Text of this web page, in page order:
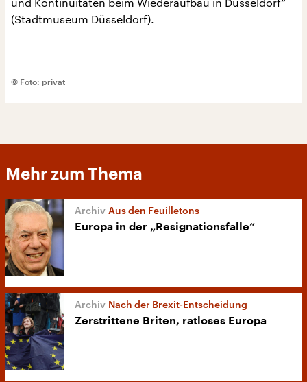
(Stadtmuseum Düsseldorf).
© Foto: privat
Mehr zum Thema
Aus den Feuilletons
Europa in der „Resignationsfalle“
Nach der Brexit-Entscheidung
Zerstrittene Briten, ratloses Europa